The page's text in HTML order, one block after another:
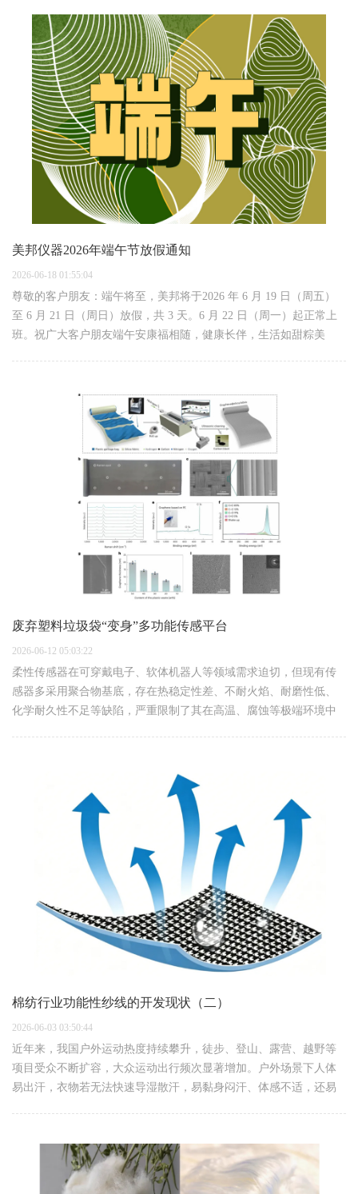
美邦仪器2026年端午节放假通知
2026-06-18 01:55:04
尊敬的客户朋友：端午将至，美邦将于2026 年 6 月 19 日（周五）
至 6 月 21 日（周日）放假，共 3 天。6 月 22 日（周一）起正常上
班。祝广大客户朋友端午安康福相随，健康长伴，生活如甜粽美
废弃塑料垃圾袋“变身”多功能传感平台
2026-06-12 05:03:22
柔性传感器在可穿戴电子、软体机器人等领域需求迫切，但现有传
感器多采用聚合物基底，存在热稳定性差、不耐火焰、耐磨性低、
化学耐久性不足等缺陷，严重限制了其在高温、腐蚀等极端环境中
棉纺行业功能性纱线的开发现状（二）
2026-06-03 03:50:44
近年来，我国户外运动热度持续攀升，徒步、登山、露营、越野等
项目受众不断扩容，大众运动出行频次显著增加。户外场景下人体
易出汗，衣物若无法快速导湿散汗，易黏身闷汗、体感不适，还易